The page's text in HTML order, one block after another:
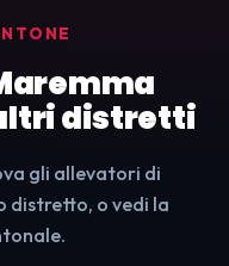
distretti
gli allevatori di
distretto, o vedi la